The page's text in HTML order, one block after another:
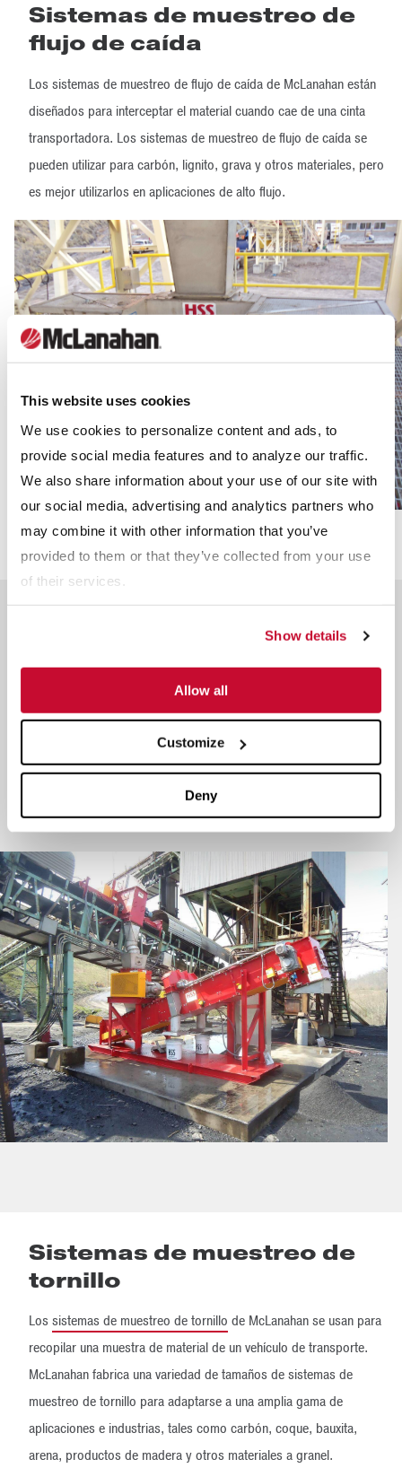
This website uses cookies
We use cookies to personalize content and ads, to
provide social media features and to analyze our traffic.
We also share information about your use of our site with
our social media, advertising and analytics partners who
may combine it with other information that you’ve
provided to them or that they’ve collected from your use
of their services.
Show details
Allow all
Customize
Deny
Sistemas de muestreo de
flujo de caída
Los sistemas de muestreo de flujo de caída de McLanahan están
diseñados para interceptar el material cuando cae de una cinta
transportadora. Los sistemas de muestreo de flujo de caída se
pueden utilizar para carbón, lignito, grava y otros materiales, pero
es mejor utilizarlos en aplicaciones de alto flujo.
sistemas de muestreo de múltiples etapas
utilizan para recoger muestras más pequeñas de muestras más
grandes en una variedad de industrias. Estos sistemas ayudan
tanto a los productores como a los consumidores a verificar que
el producto que envían o reciben cumple los requisitos de
contrato.
Sistemas de muestreo de
tornillo
Lossistemas de muestreo de tornillo de McLanahan se usan para
recopilar una muestra de material de un vehículo de transporte.
McLanahan fabrica una variedad de tamaños de sistemas de
muestreo de tornillo para adaptarse a una amplia gama de
aplicaciones e industrias, tales como carbón, coque, bauxita,
arena, productos de madera y otros materiales a granel.